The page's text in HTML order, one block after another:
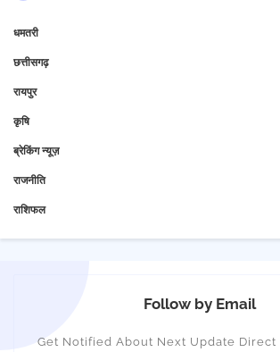
धमतरी
छत्तीसगढ़
रायपुर
कृषि
ब्रेकिंग न्यूज़
राजनीति
राशिफल
Follow by Email
Get Notified About Next Update Direct